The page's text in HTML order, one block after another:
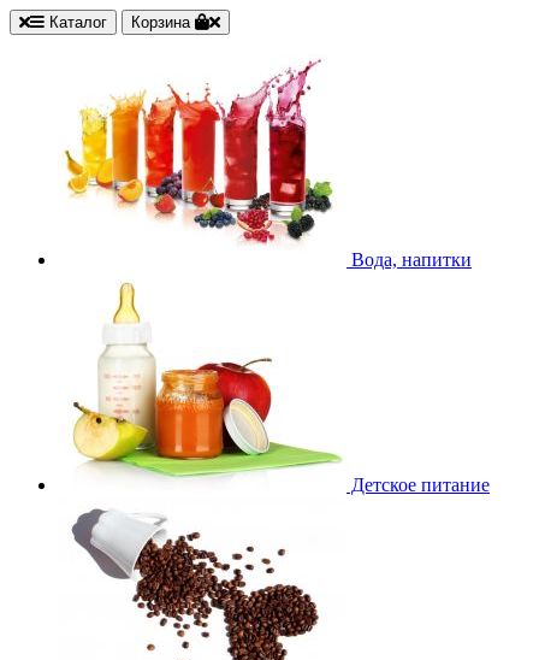
Каталог Корзина
Вода, напитки
Детское питание